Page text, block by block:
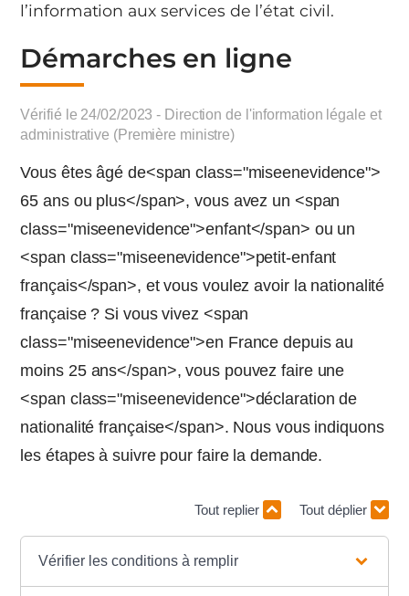
l’information aux services de l’état civil.
Démarches en ligne
Vérifié le 24/02/2023 - Direction de l'information légale et
administrative (Première ministre)
Vous êtes âgé de<span class="miseenevidence">
65 ans ou plus</span>, vous avez un <span
class="miseenevidence">enfant</span> ou un
<span class="miseenevidence">petit-enfant
français</span>, et vous voulez avoir la nationalité
française ? Si vous vivez <span
class="miseenevidence">en France depuis au
moins 25 ans</span>, vous pouvez faire une
<span class="miseenevidence">déclaration de
nationalité française</span>. Nous vous indiquons
les étapes à suivre pour faire la demande.
Tout replier Tout déplier
Vérifier les conditions à remplir